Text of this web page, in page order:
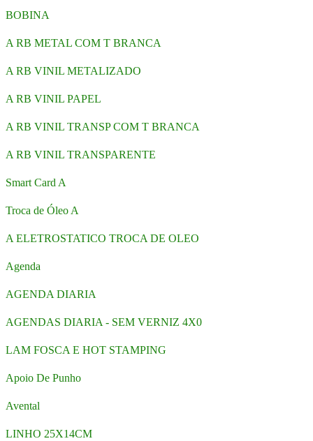
BOBINA
A RB METAL COM T BRANCA
A RB VINIL METALIZADO
A RB VINIL PAPEL
A RB VINIL TRANSP COM T BRANCA
A RB VINIL TRANSPARENTE
Smart Card A
Troca de Óleo A
A ELETROSTATICO TROCA DE OLEO
Agenda
AGENDA DIARIA
AGENDAS DIARIA - SEM VERNIZ 4X0
LAM FOSCA E HOT STAMPING
Apoio De Punho
Avental
LINHO 25X14CM